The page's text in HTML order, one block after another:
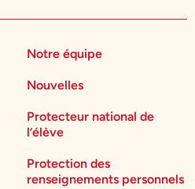
Notre équipe
Nouvelles
Protecteur national de
l’élève
Protection des
renseignements personnels